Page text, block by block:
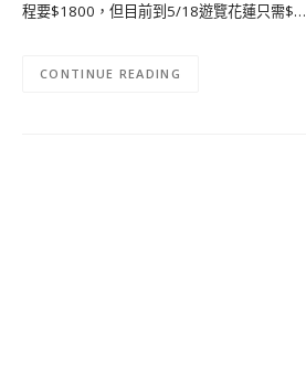
程要$1800，但目前到5/18遊覽花蓮只需$…
CONTINUE READING